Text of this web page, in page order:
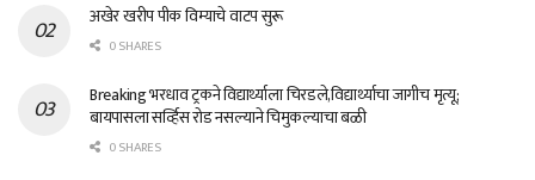
अखेर खरीप पीक विम्याचे वाटप सुरू
0 SHARES
Breaking भरधाव ट्रकने विद्यार्थ्याला चिरडले,विद्यार्थ्याचा जागीच मृत्यू;
बायपासला सर्व्हिस रोड नसल्याने चिमुकल्याचा बळी
0 SHARES